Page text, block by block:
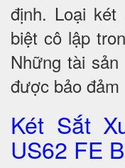
định. Loại
biệt cô lập
Những tài
được bảo
Két Sắt
US62 FE